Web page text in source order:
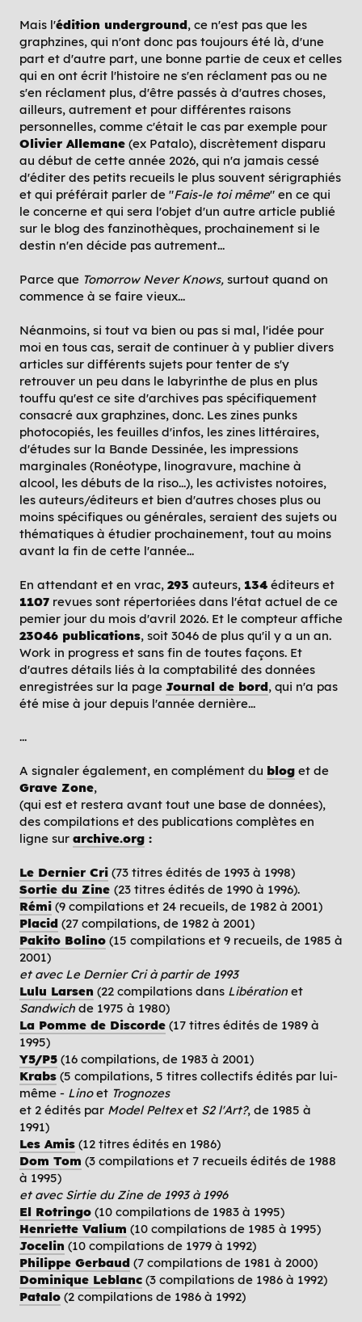
Mais l'édition underground, ce n'est pas que les
graphzines, qui n'ont donc pas toujours été là, d'une
part et d'autre part, une bonne partie de ceux et celles
qui en ont écrit l'histoire ne s'en réclament pas ou ne
s'en réclament plus, d'être passés à d'autres choses,
ailleurs, autrement et pour différentes raisons
personnelles, comme c'était le cas par exemple pour
Olivier Allemane (ex Patalo), discrètement disparu
au début de cette année 2026, qui n'a jamais cessé
d'éditer des petits recueils le plus souvent sérigraphiés
et qui préférait parler de "Fais-le toi même" en ce qui
le concerne et qui sera l'objet d'un autre article publié
sur le blog des fanzinothèques, prochainement si le
destin n'en décide pas autrement...
Parce que Tomorrow Never Knows, surtout quand on
commence à se faire vieux...
Néanmoins, si tout va bien ou pas si mal, l'idée pour
moi en tous cas, serait de continuer à y publier divers
articles sur différents sujets pour tenter de s'y
retrouver un peu dans le labyrinthe de plus en plus
touffu qu'est ce site d'archives pas spécifiquement
consacré aux graphzines, donc. Les zines punks
photocopiés, les feuilles d'infos, les zines littéraires,
d'études sur la Bande Dessinée, les impressions
marginales (Ronéotype, linogravure, machine à
alcool, les débuts de la riso...), les activistes notoires,
les auteurs/éditeurs et bien d'autres choses plus ou
moins spécifiques ou générales, seraient des sujets ou
thématiques à étudier prochainement, tout au moins
avant la fin de cette l'année...
En attendant et en vrac, 293 auteurs, 134 éditeurs et
1107 revues sont répertoriées dans l'état actuel de ce
pemier jour du mois d'avril 2026. Et le compteur affiche
23046 publications, soit 3046 de plus qu'il y a un an.
Work in progress et sans fin de toutes façons. Et
d'autres détails liés à la comptabilité des données
enregistrées sur la page Journal de bord, qui n'a pas
été mise à jour depuis l'année dernière...
...
A signaler également, en complément du blog et de
Grave Zone,
(qui est et restera avant tout une base de données),
des compilations et des publications complètes en
ligne sur archive.org :
Le Dernier Cri (73 titres édités de 1993 à 1998)
Sortie du Zine (23 titres édités de 1990 à 1996).
Rémi (9 compilations et 24 recueils, de 1982 à 2001)
Placid (27 compilations, de 1982 à 2001)
Pakito Bolino (15 compilations et 9 recueils, de 1985 à
2001)
et avec Le Dernier Cri à partir de 1993
Lulu Larsen (22 compilations dans Libération et
Sandwich de 1975 à 1980)
La Pomme de Discorde (17 titres édités de 1989 à
1995)
Y5/P5 (16 compilations, de 1983 à 2001)
Krabs (5 compilations, 5 titres collectifs édités par lui-
même - Linoet Trognozes
et 2 édités par Model Peltexet S2 l'Art?, de 1985 à
1991)
Les Amis (12 titres édités en 1986)
Dom Tom (3 compilations et 7 recueils édités de 1988
à 1995)
et avec Sirtie du Zine de 1993 à 1996
El Rotringo (10 compilations de 1983 à 1995)
Henriette Valium (10 compilations de 1985 à 1995)
Jocelin (10 compilations de 1979 à 1992)
Philippe Gerbaud (7 compilations de 1981 à 2000)
Dominique Leblanc (3 compilations de 1986 à 1992)
Patalo (2 compilations de 1986 à 1992)